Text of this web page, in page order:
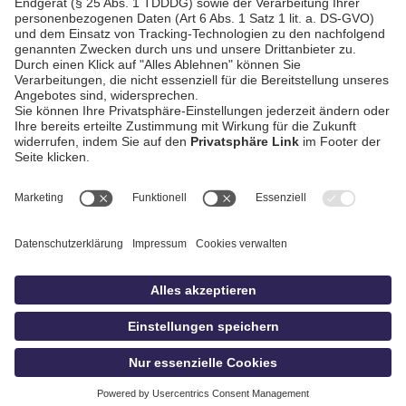
AGB / Gewinnspiele
Datenschutz
Impressum
idowa.de
Privatsphäre